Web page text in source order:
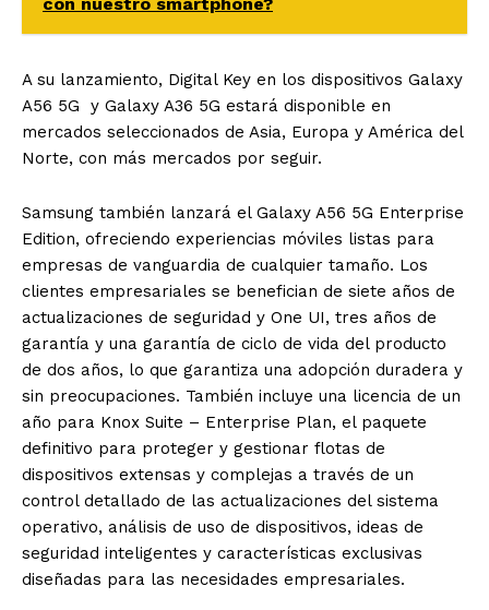
A su lanzamiento, Digital Key en los dispositivos Galaxy
A56 5G y Galaxy A36 5G estará disponible en
mercados seleccionados de Asia, Europa y América del
Norte, con más mercados por seguir.
Samsung también lanzará el Galaxy A56 5G Enterprise
Edition, ofreciendo experiencias móviles listas para
empresas de vanguardia de cualquier tamaño. Los
clientes empresariales se benefician de siete años de
actualizaciones de seguridad y One UI, tres años de
garantía y una garantía de ciclo de vida del producto
de dos años, lo que garantiza una adopción duradera y
sin preocupaciones. También incluye una licencia de un
año para Knox Suite – Enterprise Plan, el paquete
definitivo para proteger y gestionar flotas de
dispositivos extensas y complejas a través de un
control detallado de las actualizaciones del sistema
operativo, análisis de uso de dispositivos, ideas de
seguridad inteligentes y características exclusivas
diseñadas para las necesidades empresariales.